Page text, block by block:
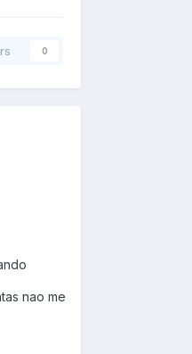
0
nao me